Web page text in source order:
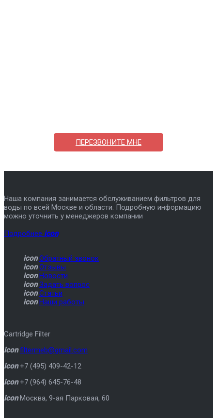
ПЕРЕЗВОНИТЕ МНЕ
Наша компания занимается обслуживанием фильтров для
воды по всей Москве и области. Подробную информацию
можно уточнить у менеджеров компании
Подробнее icon
icon Обратный звонок
icon Отзывы
icon Новости
icon Задать вопрос
icon Статьи
icon Наши работы
Cartridge Filter
icon filtermeb@gmail.com
icon +7 (495) 409-42-12
icon +7 (964) 645-76-48
icon Москва, 9-ая Парковая, 60